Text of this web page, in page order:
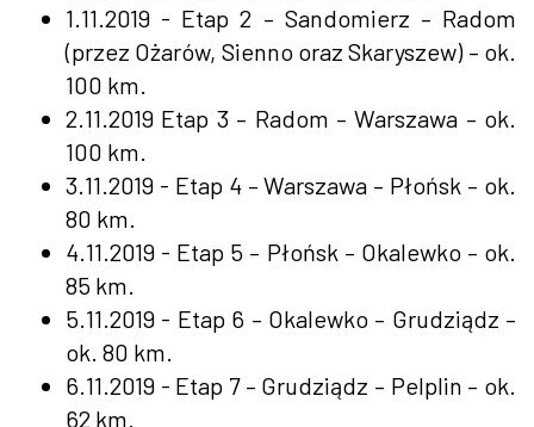
1.11.2019 - Etap 2 – Sandomierz – Radom
(przez Ożarów, Sienno oraz Skaryszew) – ok.
100 km.
2.11.2019 Etap 3 – Radom – Warszawa – ok.
100 km.
3.11.2019 - Etap 4 – Warszawa – Płońsk – ok.
80 km.
4.11.2019 - Etap 5 – Płońsk – Okalewko – ok.
85 km.
5.11.2019 - Etap 6 – Okalewko – Grudziądz –
ok. 80 km.
6.11.2019 - Etap 7 – Grudziądz – Pelplin – ok.
62 km.